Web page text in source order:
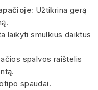
Užtikrina gerą
laikyti smulkius daiktus
spalvos raištelis
spaudai.